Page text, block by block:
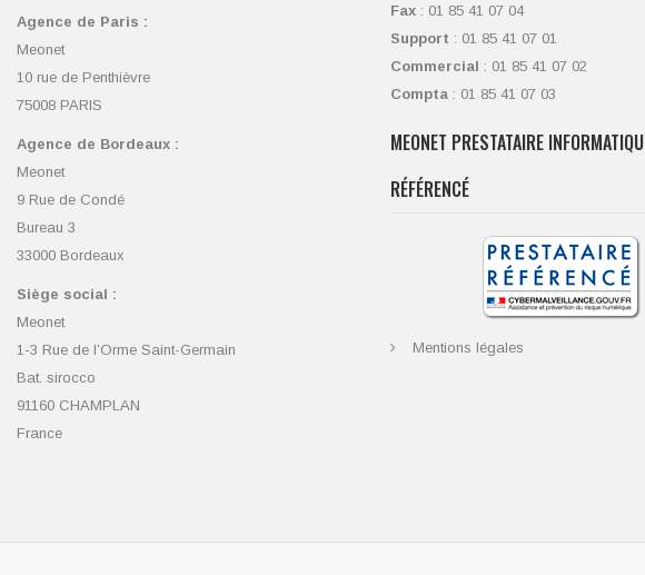
Agence de Paris :
Meonet
10 rue de Penthièvre
75008 PARIS
Agence de Bordeaux :
Meonet
9 Rue de Condé
Bureau 3
33000 Bordeaux
Siège social :
Meonet
1-3 Rue de l’Orme Saint-Germain
Bat. sirocco
91160 CHAMPLAN
France
Fax : 01 85 41 07 04
Support : 01 85 41 07 01
Commercial : 01 85 41 07 02
Compta : 01 85 41 07 03
MEONET PRESTATAIRE
RÉFÉRENCÉ
Mentions légales